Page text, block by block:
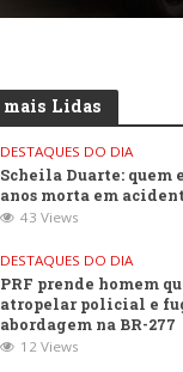
Lidas
DESTAQUES DO DIA
Scheila Duarte: quem
anos morta em
43 Views
DESTAQUES DO DIA
PRF prende homem
atropelar policial e
abordagem na BR-277
12 Views